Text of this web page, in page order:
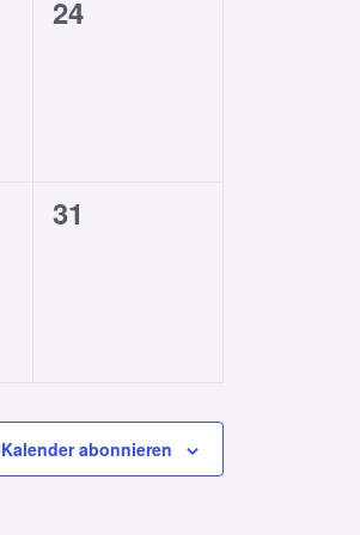
0
24
0
31
Kalender abonnieren